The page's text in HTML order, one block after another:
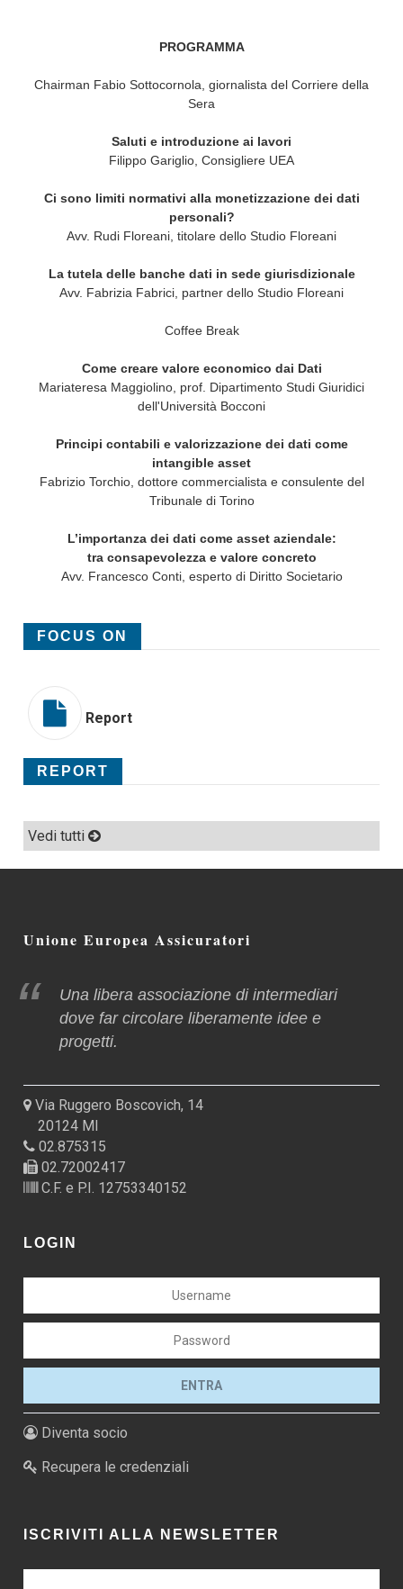
PROGRAMMA
Chairman Fabio Sottocornola, giornalista del Corriere della
Sera
Saluti e introduzione ai lavori
Filippo Gariglio, Consigliere UEA
Ci sono limiti normativi alla monetizzazione dei dati
personali?
Avv. Rudi Floreani, titolare dello Studio Floreani
La tutela delle banche dati in sede giurisdizionale
Avv. Fabrizia Fabrici, partner dello Studio Floreani
Coffee Break
Come creare valore economico dai Dati
Mariateresa Maggiolino, prof. Dipartimento Studi Giuridici
dell'Università Bocconi
Principi contabili e valorizzazione dei dati come
intangible asset
Fabrizio Torchio, dottore commercialista e consulente del
Tribunale di Torino
L’importanza dei dati come asset aziendale:
tra consapevolezza e valore concreto
Avv. Francesco Conti, esperto di Diritto Societario
FOCUS ON
Report
REPORT
Vedi tutti
Unione Europea Assicuratori
Una libera associazione di intermediari
dove far circolare liberamente idee e
progetti.
Via Ruggero Boscovich, 14
20124 MI
02.875315
02.72002417
C.F. e P.I. 12753340152
LOGIN
Diventa socio
Recupera le credenziali
ISCRIVITI ALLA NEWSLETTER